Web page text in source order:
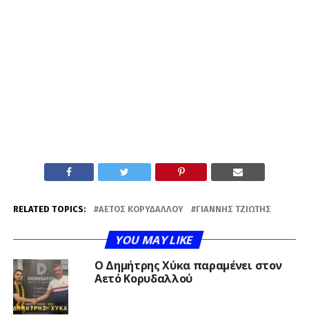
RELATED TOPICS: ΑΕΤΌΣ ΚΟΡΥΔΑΛΛΟΎ ΓΙΆΝΝΗΣ ΤΖΙΏΤΗΣ
YOU MAY LIKE
O Δημήτρης Χύκα παραμένει στον
Αετό Κορυδαλλού